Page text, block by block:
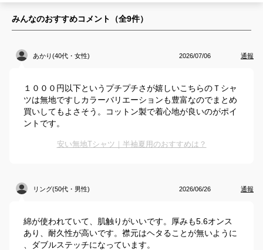
みんなのおすすめコメント（全9件）
あかり(40代・女性) 2026/07/06 通報
１０００円以下というプチプチさが嬉しいこちらのＴシャ
ツは無地ですしカラーバリエーションも豊富なのでまとめ
買いしてもよさそう。コットン製で着心地が良いのがポイ
ントです。
安い無地Tシャツ｜半袖夏用のおすすめは？
リング(50代・男性) 2026/06/26 通報
綿が使われていて、肌触りがいいです。厚みも5.6オンス
あり、耐久性が高いです。襟元はヘタることが無いように
、ダブルステッチになっています。